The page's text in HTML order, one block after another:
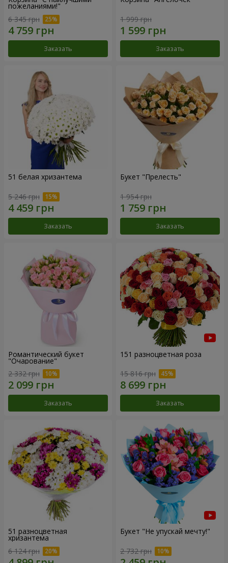
пожеланиями!"
6 345 грн
Заказать
1 999 грн
Заказать
51 белая хризантема
5 246 грн
Заказать
Букет "Прелесть"
1 954 грн
Заказать
Романтический букет
"Очарование"
2 332 грн
Заказать
151 разноцветная роза
15 816 грн
Заказать
51 разноцветная
хризантема
6 124 грн
Букет "Не упускай мечту!"
2 732 грн